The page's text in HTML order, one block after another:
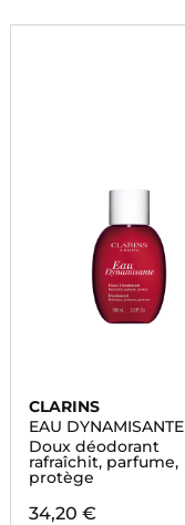
CLARINS
EAU DYNAMISANTE
Doux déodorant
rafraîchit, parfume,
protège
34,20 €